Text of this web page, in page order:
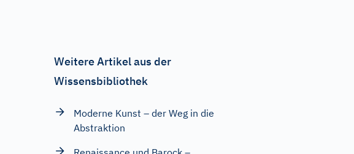
Weitere Artikel aus der
Wissensbibliothek
Moderne Kunst – der Weg in die
Abstraktion